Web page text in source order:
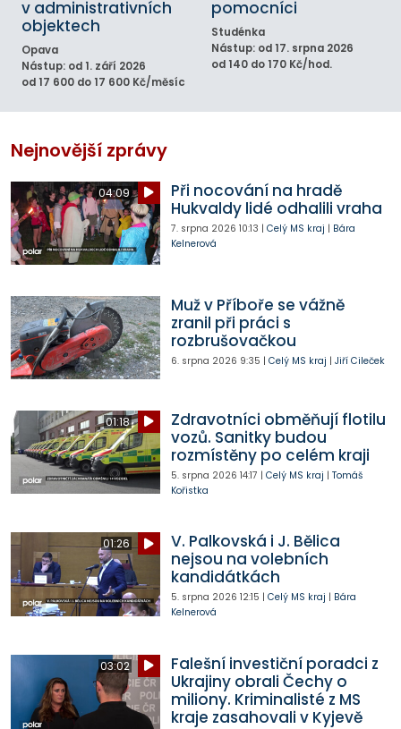
v administrativních
objektech
Opava
Nástup: od 1. září 2026
od 17 600 do 17 600 Kč/měsíc
pomocníci
Studénka
Nástup: od 17. srpna 2026
od 140 do 170 Kč/hod.
Nejnovější zprávy
04:09
Při nocování na hradě
Hukvaldy lidé odhalili vraha
7. srpna 2026 10:13 | Celý MS kraj | Bára
Kelnerová
Muž v Příboře se vážně
zranil při práci s
rozbrušovačkou
6. srpna 2026 9:35 | Celý MS kraj | Jiří Cileček
01:18
Zdravotníci obměňují flotilu
vozů. Sanitky budou
rozmístěny po celém kraji
5. srpna 2026 14:17 | Celý MS kraj | Tomáš
Kořistka
01:26
V. Palkovská i J. Bělica
nejsou na volebních
kandidátkách
5. srpna 2026 12:15 | Celý MS kraj | Bára
Kelnerová
03:02
Falešní investiční poradci z
Ukrajiny obrali Čechy o
miliony. Kriminalisté z MS
kraje zasahovali v Kyjevě